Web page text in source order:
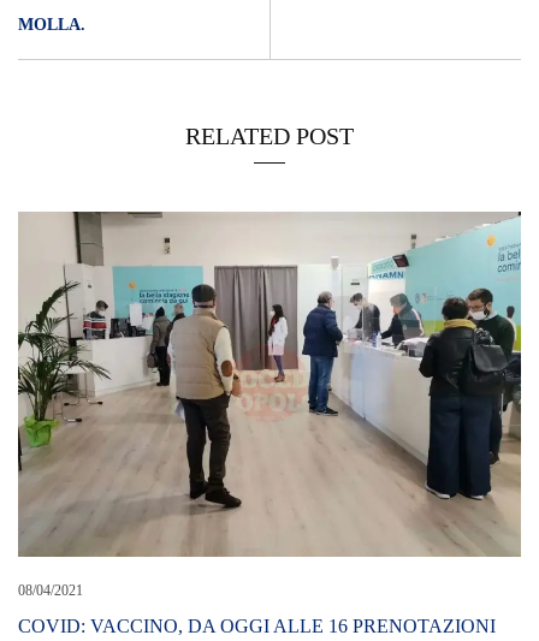
MOLLA.
RELATED POST
08/04/2021
COVID: VACCINO, DA OGGI ALLE 16 PRENOTAZIONI